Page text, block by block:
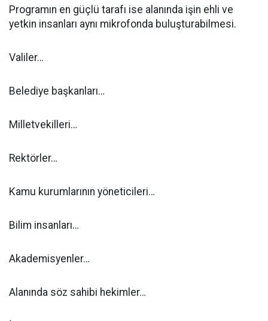
Programın en güçlü tarafı ise alanında işin ehli ve
yetkin insanları aynı mikrofonda buluşturabilmesi.
Valiler…
Belediye başkanları…
Milletvekilleri…
Rektörler…
Kamu kurumlarının yöneticileri…
Bilim insanları…
Akademisyenler…
Alanında söz sahibi hekimler…